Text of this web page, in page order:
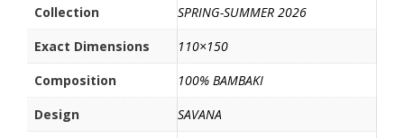
τ
ε
Collection
SPRING-SUMMER 2026
Exact Dimensions
110×150
Composition
100% BAMBAKI
Design
SAVANA